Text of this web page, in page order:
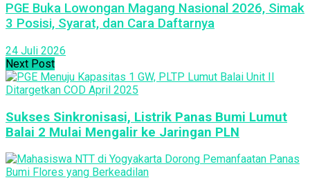
PGE Buka Lowongan Magang Nasional 2026, Simak
3 Posisi, Syarat, dan Cara Daftarnya
24 Juli 2026
Next Post
Sukses Sinkronisasi, Listrik Panas Bumi Lumut
Balai 2 Mulai Mengalir ke Jaringan PLN